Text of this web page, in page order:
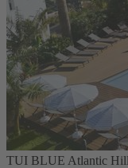
TUI BLUE Atlantic